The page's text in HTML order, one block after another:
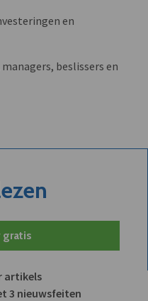
en
beslissers en
gratis
artikels
3 nieuwsfeiten